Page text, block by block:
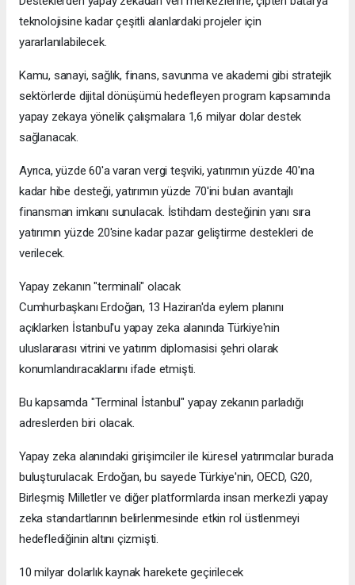
teknolojisine kadar çeşitli alanlardaki projeler için
yararlanılabilecek.
Kamu, sanayi, sağlık, finans, savunma ve akademi gibi stratejik
sektörlerde dijital dönüşümü hedefleyen program kapsamında
yapay zekaya yönelik çalışmalara 1,6 milyar dolar destek
sağlanacak.
Ayrıca, yüzde 60'a varan vergi teşviki, yatırımın yüzde 40'ına
kadar hibe desteği, yatırımın yüzde 70'ini bulan avantajlı
finansman imkanı sunulacak. İstihdam desteğinin yanı sıra
yatırımın yüzde 20'sine kadar pazar geliştirme destekleri de
verilecek.
Yapay zekanın "terminali" olacak
Cumhurbaşkanı Erdoğan, 13 Haziran'da eylem planını
açıklarken İstanbul'u yapay zeka alanında Türkiye'nin
uluslararası vitrini ve yatırım diplomasisi şehri olarak
konumlandıracaklarını ifade etmişti.
Bu kapsamda "Terminal İstanbul" yapay zekanın parladığı
adreslerden biri olacak.
Yapay zeka alanındaki girişimciler ile küresel yatırımcılar burada
buluşturulacak. Erdoğan, bu sayede Türkiye'nin, OECD, G20,
Birleşmiş Milletler ve diğer platformlarda insan merkezli yapay
zeka standartlarının belirlenmesinde etkin rol üstlenmeyi
hedeflediğinin altını çizmişti.
10 milyar dolarlık kaynak harekete geçirilecek